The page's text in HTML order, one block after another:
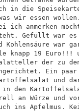
in die
wir essen
ich anmerken
Gefüllt war es
war
knapp 19 Euro!!!
der zu
Ein
und
in den
an Würze und
ins Apfelmus.